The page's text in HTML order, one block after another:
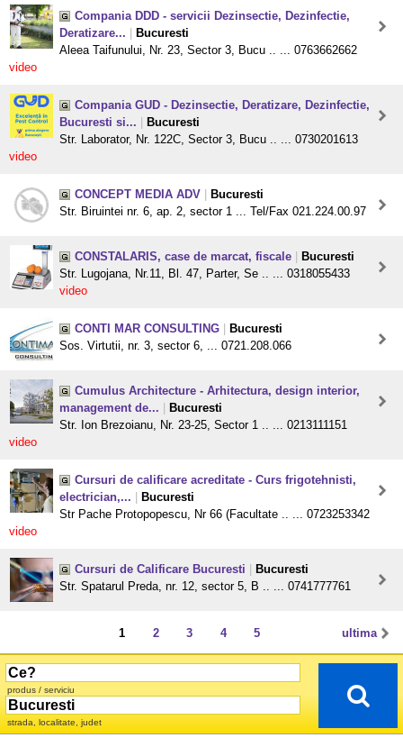
Compania DDD - servicii Dezinsectie, Dezinfectie,
Deratizare...
Bucuresti
Aleea Taifunului, Nr. 23, Sector 3, Bucu .. ... 0763662662
video
Compania GUD - Dezinsectie, Deratizare, Dezinfectie,
Bucuresti si...
Bucuresti
Str. Laborator, Nr. 122C, Sector 3, Bucu .. ... 0730201613
video
CONCEPT MEDIA ADV
Bucuresti
Str. Biruintei nr. 6, ap. 2, sector 1 ... Tel/Fax 021.224.00.97
CONSTALARIS, case de marcat, fiscale
Bucuresti
Str. Lugojana, Nr.11, Bl. 47, Parter, Se .. ... 0318055433
video
CONTI MAR CONSULTING
Bucuresti
Sos. Virtutii, nr. 3, sector 6, ... 0721.208.066
Cumulus Architecture - Arhitectura, design interior,
management de...
Bucuresti
Str. Ion Brezoianu, Nr. 23-25, Sector 1 .. ... 0213111151
video
Cursuri de calificare acreditate - Curs frigotehnisti,
electrician,...
Bucuresti
Str Pache Protopopescu, Nr 66 (Facultate .. ... 0723253342
video
Cursuri de Calificare Bucuresti
Bucuresti
Str. Spatarul Preda, nr. 12, sector 5, B .. ... 0741777761
ultima
1 2 3 4 5
produs / serviciu
strada, localitate, judet